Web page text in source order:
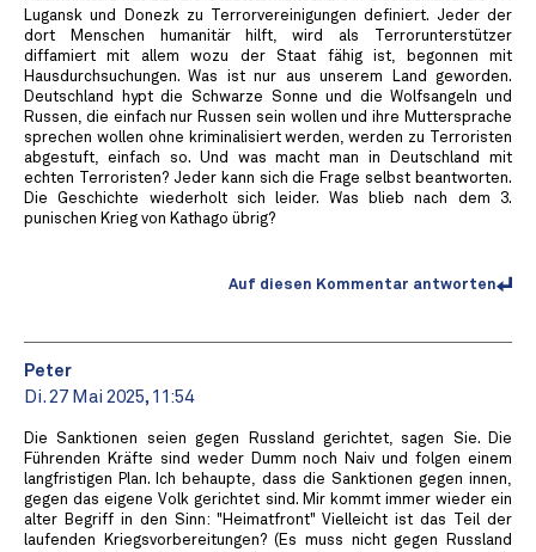
Lugansk und Donezk zu Terrorvereinigungen definiert. Jeder der
dort Menschen humanitär hilft, wird als Terrorunterstützer
diffamiert mit allem wozu der Staat fähig ist, begonnen mit
Hausdurchsuchungen. Was ist nur aus unserem Land geworden.
Deutschland hypt die Schwarze Sonne und die Wolfsangeln und
Russen, die einfach nur Russen sein wollen und ihre Muttersprache
sprechen wollen ohne kriminalisiert werden, werden zu Terroristen
abgestuft, einfach so. Und was macht man in Deutschland mit
echten Terroristen? Jeder kann sich die Frage selbst beantworten.
Die Geschichte wiederholt sich leider. Was blieb nach dem 3.
punischen Krieg von Kathago übrig?
Auf diesen Kommentar antworten
Peter
Di. 27 Mai 2025, 11:54
Die Sanktionen seien gegen Russland gerichtet, sagen Sie. Die
Führenden Kräfte sind weder Dumm noch Naiv und folgen einem
langfristigen Plan. Ich behaupte, dass die Sanktionen gegen innen,
gegen das eigene Volk gerichtet sind. Mir kommt immer wieder ein
alter Begriff in den Sinn: "Heimatfront" Vielleicht ist das Teil der
laufenden Kriegsvorbereitungen? (Es muss nicht gegen Russland